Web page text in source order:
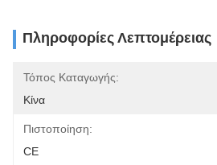
Πληροφορίες Λεπτομέρειας
Τόπος Καταγωγής:
Κίνα
Πιστοποίηση:
CE